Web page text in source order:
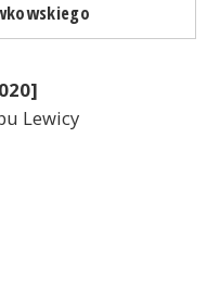
Lewicy